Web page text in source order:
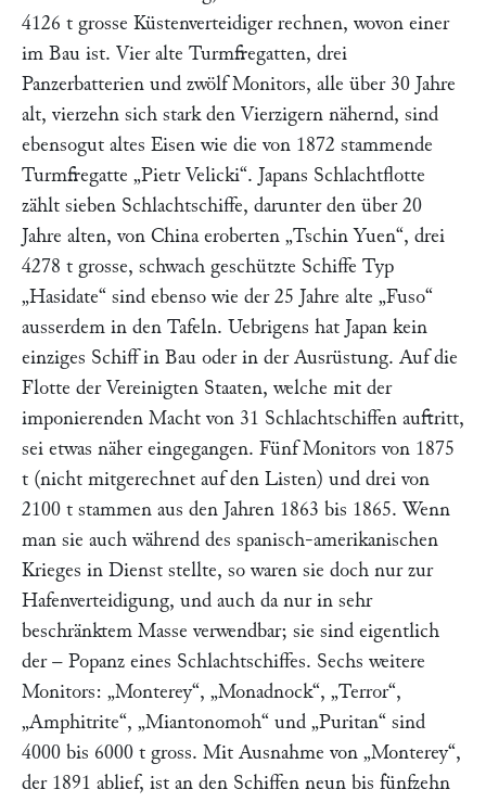
4126 t grosse Küstenverteidiger rechnen, wovon einer
im Bau ist. Vier alte Turmfregatten, drei
Panzerbatterien und zwölf Monitors, alle über 30 Jahre
alt, vierzehn sich stark den Vierzigern nähernd, sind
ebensogut altes Eisen wie die von 1872 stammende
Turmfregatte „Pietr Velicki“. Japans Schlachtflotte
zählt sieben Schlachtschiffe, darunter den über 20
Jahre alten, von China eroberten „Tschin Yuen“, drei
4278 t grosse, schwach geschützte Schiffe Typ
„Hasidate“ sind ebenso wie der 25 Jahre alte „Fuso“
ausserdem in den Tafeln. Uebrigens hat Japan kein
einziges Schiff in Bau oder in der Ausrüstung. Auf die
Flotte der Vereinigten Staaten, welche mit der
imponierenden Macht von 31 Schlachtschiffen auftritt,
sei etwas näher eingegangen. Fünf Monitors von 1875
t (nicht mitgerechnet auf den Listen) und drei von
2100 t stammen aus den Jahren 1863 bis 1865. Wenn
man sie auch während des spanisch-amerikanischen
Krieges in Dienst stellte, so waren sie doch nur zur
Hafenverteidigung, und auch da nur in sehr
beschränktem Masse verwendbar; sie sind eigentlich
der – Popanz eines Schlachtschiffes. Sechs weitere
Monitors: „Monterey“, „Monadnock“, „Terror“,
„Amphitrite“, „Miantonomoh“ und „Puritan“ sind
4000 bis 6000 t gross. Mit Ausnahme von „Monterey“,
der 1891 ablief, ist an den Schiffen neun bis fünfzehn